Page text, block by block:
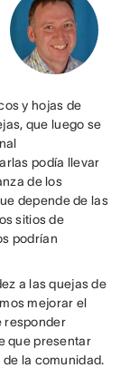
y hojas de
que luego se
podía llevar
de los
depende de las
sitios de
podrían
a las quejas de
mejorar el
responder
que presentar
la comunidad.